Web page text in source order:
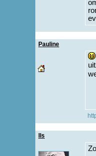
Pauline
Ils